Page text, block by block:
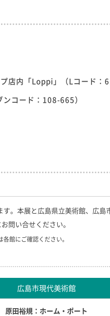
店内「Loppi」（Lコード：
ンコード：108-665）
。本展と広島県立美術館、広島
問い合せください。
にご確認ください。
広島市現代美術館
原田裕規：ホーム・ポート